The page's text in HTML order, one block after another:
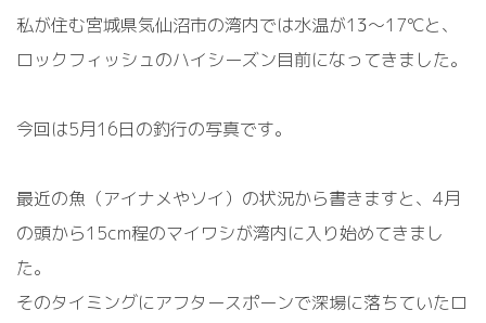
私が住む宮城県気仙沼市の湾内では水温が13～17℃と、
ロックフィッシュのハイシーズン目前になってきました。
今回は5月16日の釣行の写真です。
最近の魚（アイナメやソイ）の状況から書きますと、4月
の頭から15cm程のマイワシが湾内に入り始めてきまし
た。
そのタイミングにアフタースポーンで深場に落ちていたロ